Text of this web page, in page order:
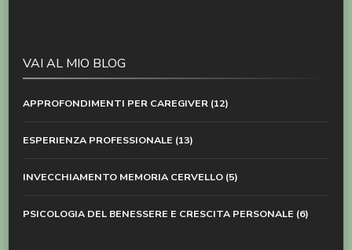
VAI AL MIO BLOG
APPROFONDIMENTI PER CAREGIVER (12)
ESPERIENZA PROFESSIONALE (13)
INVECCHIAMENTO MEMORIA CERVELLO (5)
PSICOLOGIA DEL BENESSERE E CRESCITA PERSONALE (6)